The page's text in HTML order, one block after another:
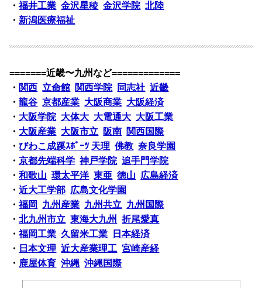
・福井工業 金沢星稜 金沢学院 北陸
・ 新潟医療福祉
=======近畿〜九州など=============
・ 関西 立命館 関西学院 同志社 近畿
・龍谷 京都産業 大阪商業 大阪経済
・ 大阪学院 大体大 大電通大 大阪工業
・ 大阪産業 大阪市立 阪南 関西国際
・びわこ成蹊ｽﾎﾟｰﾂ 天理 佛教 奈良学園
・京都先端科学 神戸学院 追手門学院
・和歌山 環太平洋 東亜 徳山 広島経済
・近大工学部 広島文化学園
・福岡 九州産業 九州共立 九州国際
・北九州市立 東海大九州
折尾愛真
・福岡工業 久留米工業
日本経済
・ 日本文理 近大産業理工 宮崎産経
・ 鹿屋体育 沖縄 沖縄国際